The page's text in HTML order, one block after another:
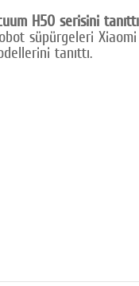
H50 serisini tanıttı
süpürgeleri
tanıttı.